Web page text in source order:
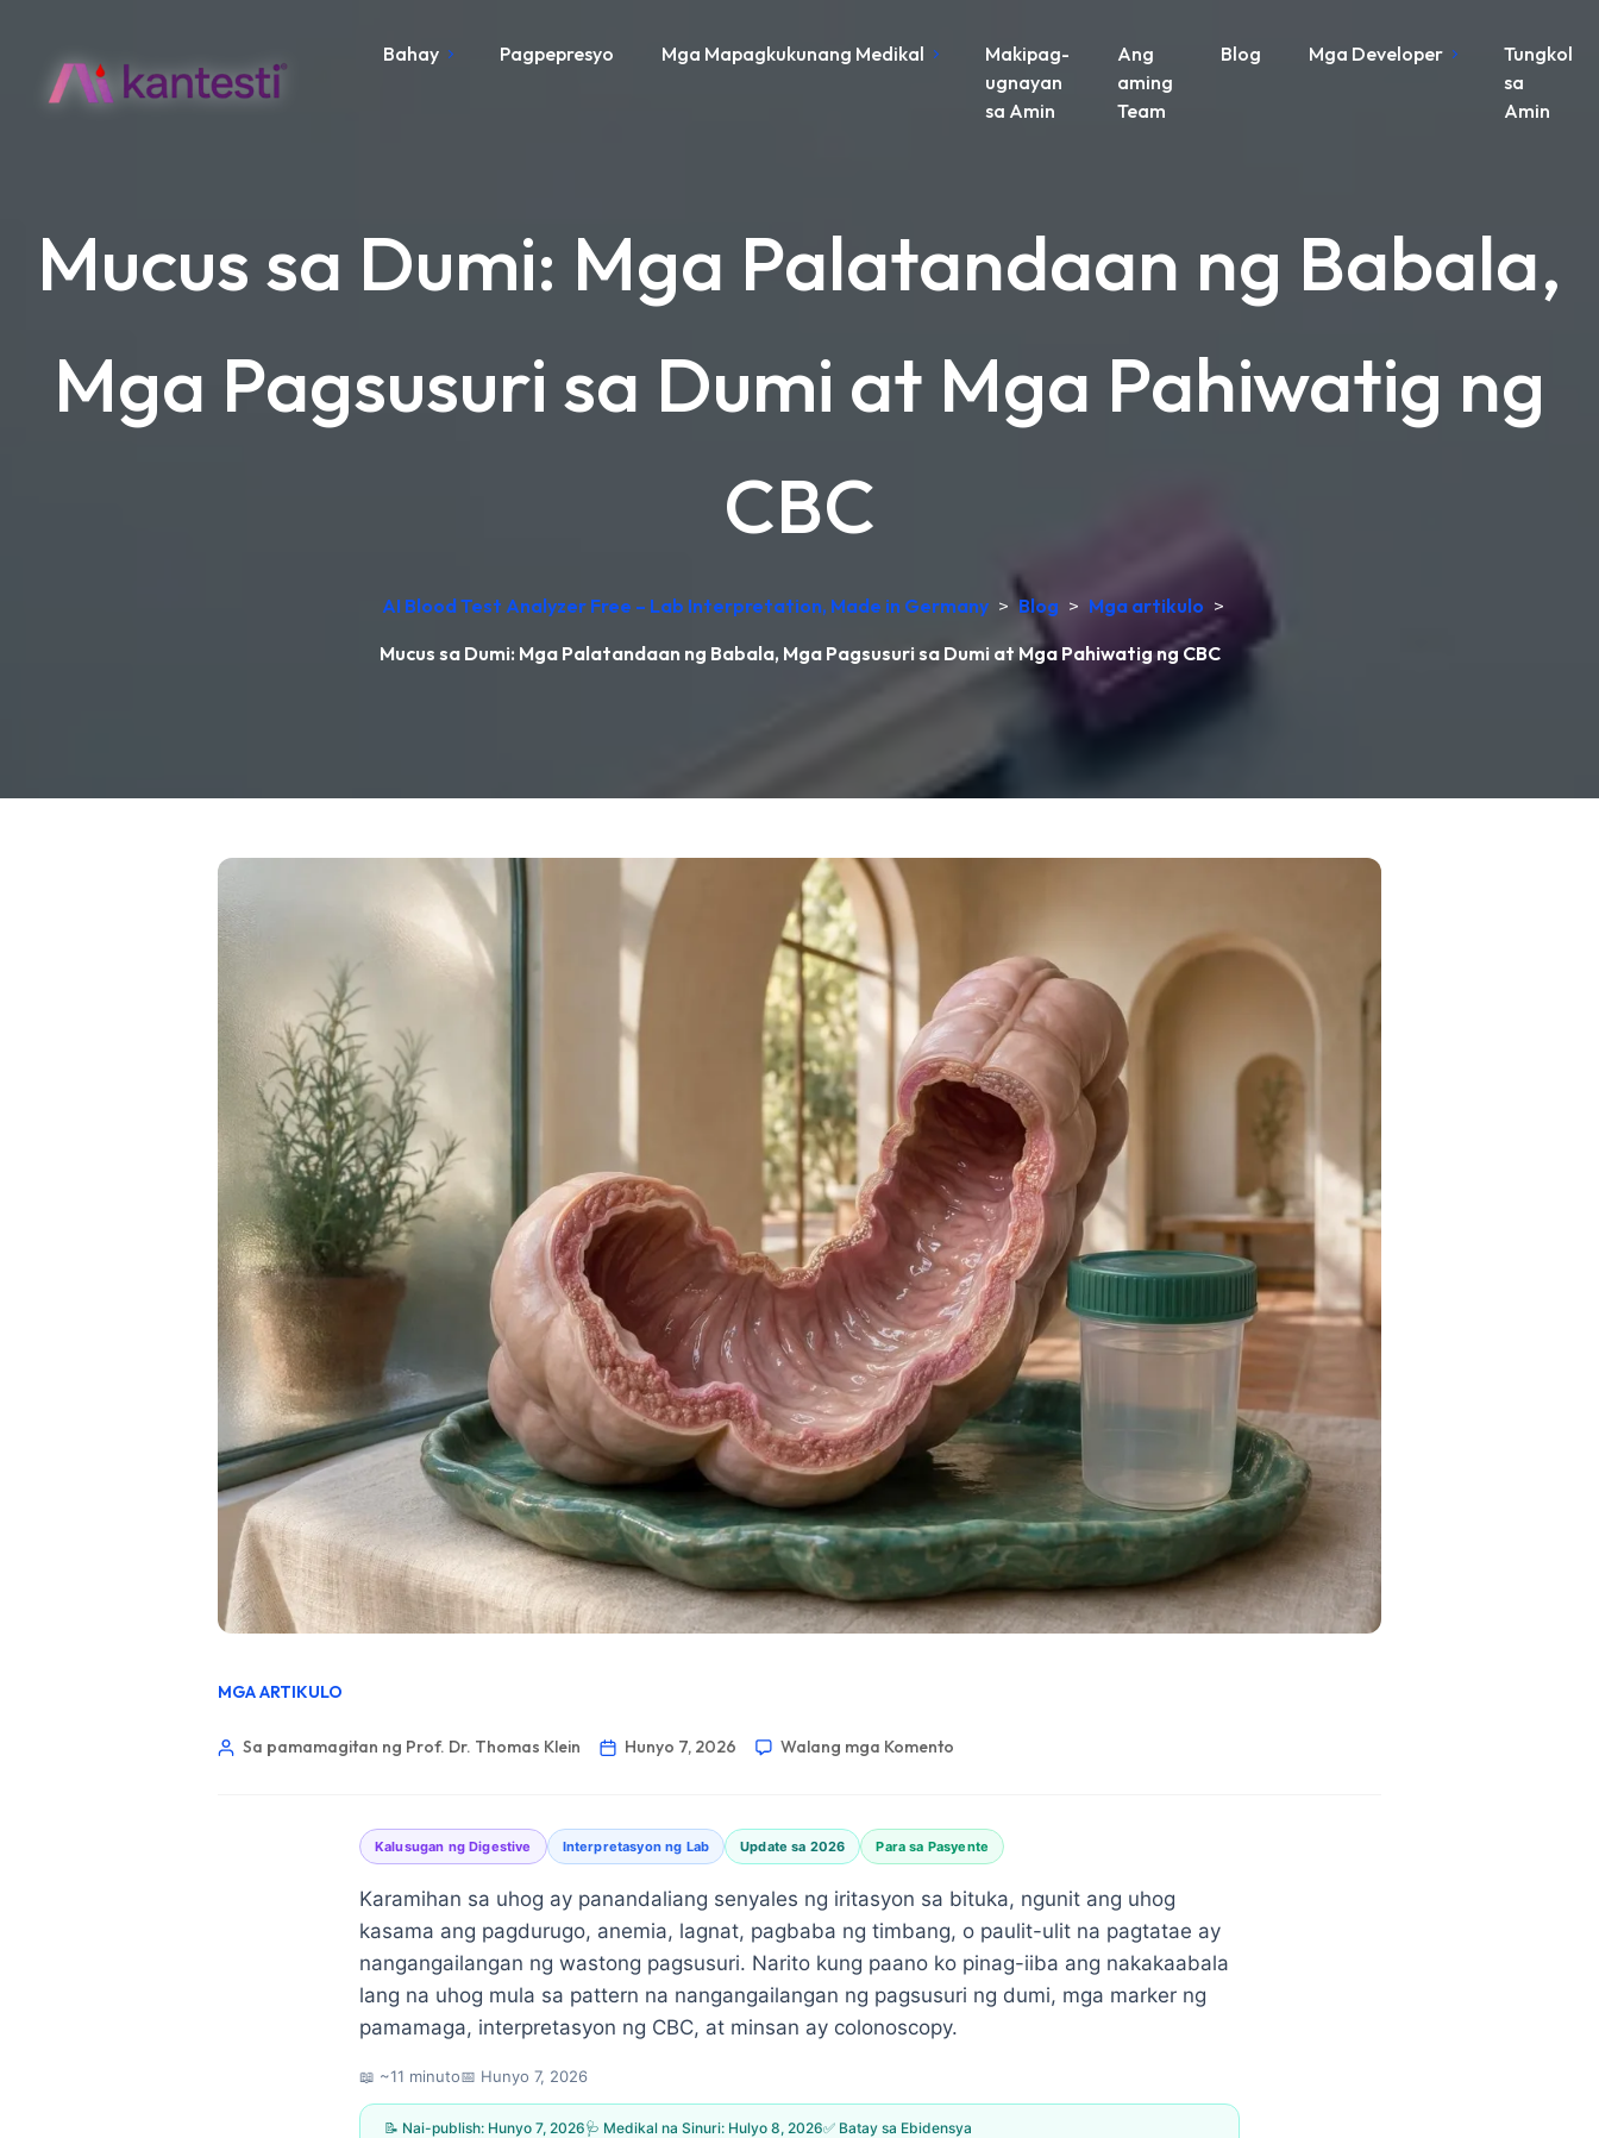
Bahay Pagpepresyo Mga Mapagkukunang Medikal
Makipag-
ugnayan
sa Amin
Ang
aming
Team
Blog Mga Developer
Tungkol
sa
Amin
Mucus sa Dumi: Mga Palatandaan ng Babala,
Mga Pagsusuri sa Dumi at Mga Pahiwatig ng
CBC
AI Blood Test Analyzer Free – Lab Interpretation, Made in Germany > Blog > Mga artikulo >
Mucus sa Dumi: Mga Palatandaan ng Babala, Mga Pagsusuri sa Dumi at Mga Pahiwatig ng CBC
MGA ARTIKULO
Sa pamamagitan ng Prof. Dr. Thomas Klein Hunyo 7, 2026 Walang mga Komento
Kalusugan ng Digestive Interpretasyon ng Lab Update sa 2026 Para sa Pasyente
Karamihan sa uhog ay panandaliang senyales ng iritasyon sa bituka, ngunit ang uhog
kasama ang pagdurugo, anemia, lagnat, pagbaba ng timbang, o paulit-ulit na pagtatae ay
nangangailangan ng wastong pagsusuri. Narito kung paano ko pinag-iiba ang nakakaabala
lang na uhog mula sa pattern na nangangailangan ng pagsusuri ng dumi, mga marker ng
pamamaga, interpretasyon ng CBC, at minsan ay colonoscopy.
📖 ~11 minuto📅 Hunyo 7, 2026
📝 Nai-publish: Hunyo 7, 2026🩺 Medikal na Sinuri: Hulyo 8, 2026✅ Batay sa Ebidensya